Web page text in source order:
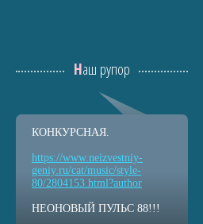
Наш рупор
КОНКУРСНАЯ.
https://www.neizvestniy-
geniy.ru/cat/music/style-
80/2804153.html?author
НЕОНОВЫЙ ПУЛЬС 88!!!